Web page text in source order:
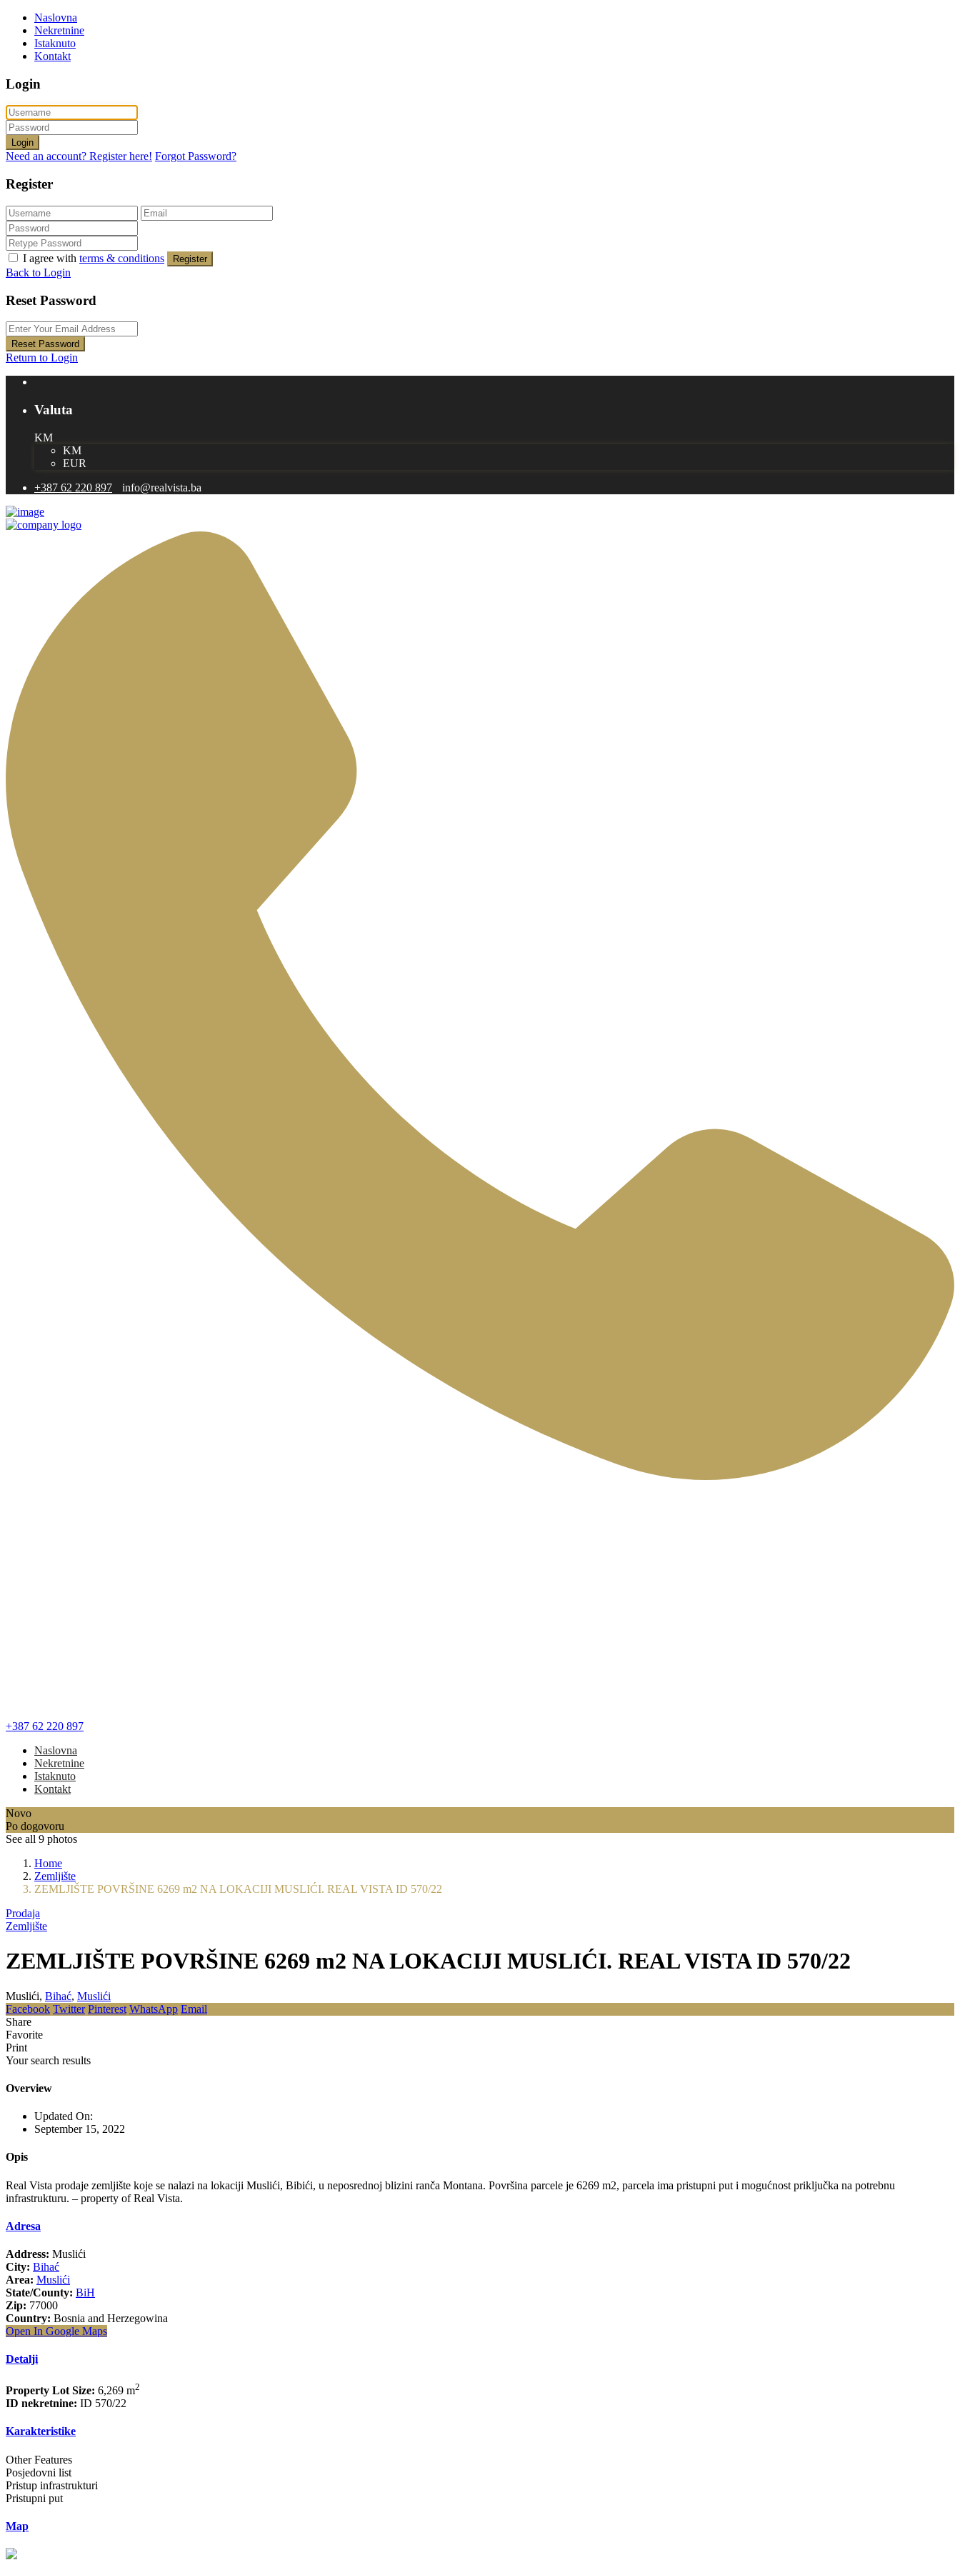
Naslovna
Nekretnine
Istaknuto
Kontakt
Login
Login
Need an account? Register here! Forgot Password?
Register
I agree with terms & conditions Register
Back to Login
Reset Password
Reset Password
Return to Login
Valuta
KM
KM
EUR
+387 62 220 897
info@realvista.ba
+387 62 220 897
Naslovna
Nekretnine
Istaknuto
Kontakt
Novo
Po dogovoru
See all 9 photos
Home
Zemljište
ZEMLJIŠTE POVRŠINE 6269 m2 NA LOKACIJI MUSLIĆI. REAL VISTA ID 570/22
Prodaja
Zemljište
ZEMLJIŠTE POVRŠINE 6269 m2 NA LOKACIJI MUSLIĆI. REAL VISTA ID 570/22
Muslići, Bihać, Muslići
Facebook Twitter Pinterest WhatsApp Email
Share
Favorite
Print
Your search results
Overview
Updated On:
September 15, 2022
Opis
Real Vista prodaje zemljište koje se nalazi na lokaciji Muslići, Bibići, u neposrednoj blizini ranča Montana. Površina parcele je 6269 m2, parcela ima pristupni put i mogućnost priključka na potrebnu
infrastrukturu. – property of Real Vista.
Adresa
Address: Muslići
City: Bihać
Area: Muslići
State/County: BiH
Zip: 77000
Country: Bosnia and Herzegowina
Open In Google Maps
Detalji
Property Lot Size: 6,269 m2
ID nekretnine: ID 570/22
Karakteristike
Other Features
Posjedovni list
Pristup infrastrukturi
Pristupni put
Map